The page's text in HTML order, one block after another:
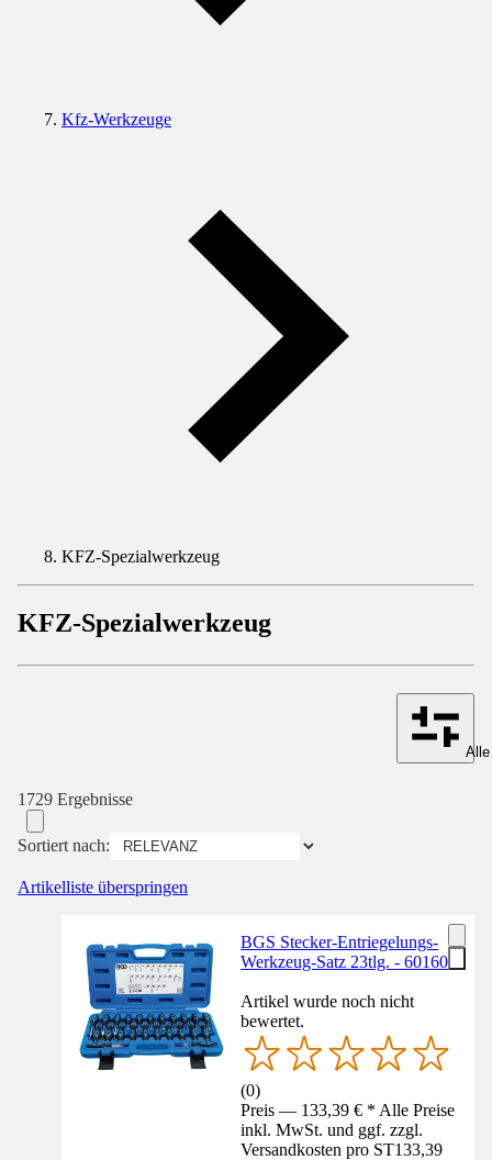
Kfz-Werkzeuge
KFZ-Spezialwerkzeug
KFZ-Spezialwerkzeug
1729 Ergebnisse
Sortiert nach:
Artikelliste überspringen
BGS Stecker-Entriegelungs-
Werkzeug-Satz 23tlg. - 60160
Artikel wurde noch nicht
bewertet.
(0)
Preis — 133,39 € * Alle Preise
inkl. MwSt. und ggf. zzgl.
Versandkosten pro ST133,39